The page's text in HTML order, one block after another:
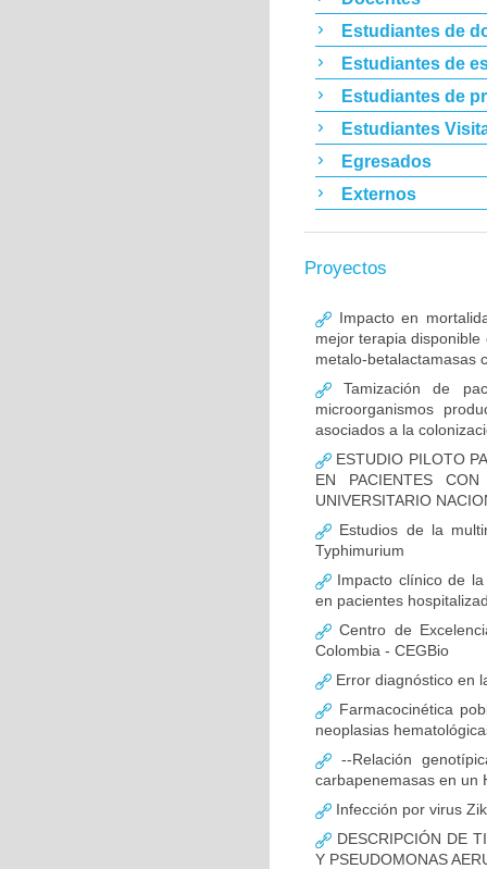
Estudiantes de
Estudiantes de
Estudiantes de
Estudiantes
Egresados
Externos
Proyectos
Impacto en
mejor terapia
metalo-betalactamasas
Tamización de
microorganismos
asociados a la
ESTUDIO PILOTO
EN PACIENTES
UNIVERSITARIO
Estudios de la
Typhimurium
Impacto clínico de
en pacientes
Centro de
Colombia - CEGBio
Error diagnóstico en
Farmacocinética
neoplasias
--Relación
carbapenemasas en un
Infección por virus
DESCRIPCIÓN DE
Y PSEUDOMONAS